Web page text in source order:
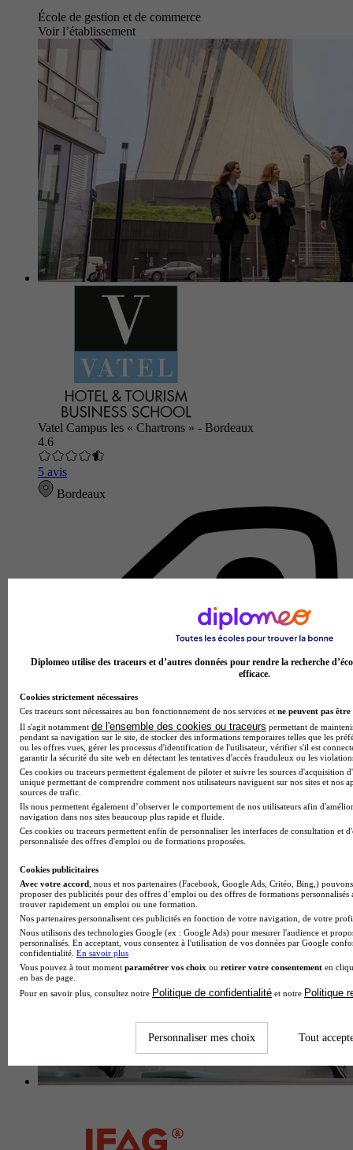
École de gestion et de commerce
Voir l’établissement
Vatel Campus les « Chartrons » - Bordeaux
4.6
5 avis
Bordeaux
École hôtelière
Voir l’établissement
Diplomeo utilise des traceurs et d’autres données pour rendre la recherche
efficace.
Cookies strictement nécessaires
Ces traceurs sont nécessaires au bon fonctionnement de nos services et ne peuvent pas être
Il s'agit notamment de l'ensemble des cookies ou traceurs permettant de
pendant sa navigation sur le site, de stocker des informations temporaires telles que les
ou les offres vues, gérer les processus d'identification de l'utilisateur, vérifier s'il est
garantir la sécurité du site web en détectant les tentatives d'accès frauduleux ou les
Ces cookies ou traceurs permettent également de piloter et suivre les sources d'acquisition
unique permettant de comprendre comment nos utilisateurs naviguent sur nos sites et nos
sources de trafic.
Ils nous permettent également d’observer le comportement de nos utilisateurs afin
navigation dans nos sites beaucoup plus rapide et fluide.
Ces cookies ou traceurs permettent enfin de personnaliser les interfaces de consultation et
personnalisée des offres d'emploi ou de formations proposées.
Cookies publicitaires
Avec votre accord , nous et nos partenaires (Facebook, Google Ads, Critéo, Bing,)
proposer des publicités pour des offres d’emploi ou des offres de formations
trouver rapidement un emploi ou une formation.
Nos partenaires personnalisent ces publicités en fonction de votre navigation, de votre
Nous utilisons des technologies Google (ex : Google Ads) pour mesurer l'audience et
personnalisés. En acceptant, vous consentez à l'utilisation de vos données par Google
confidentialité. En savoir plus
Vous pouvez à tout moment paramétrer vos choix ou retirer votre consentement en
en bas de page.
Pour en savoir plus, consultez notre Politique de confidentialité et notre Politique
Personnaliser mes choix Tout